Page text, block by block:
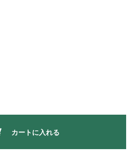
カートに入れる